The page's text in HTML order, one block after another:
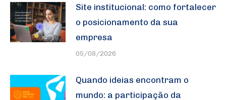
Site institucional: como fortalecer
o posicionamento da sua
empresa
05/08/2026
Quando ideias encontram o
mundo: a participação da